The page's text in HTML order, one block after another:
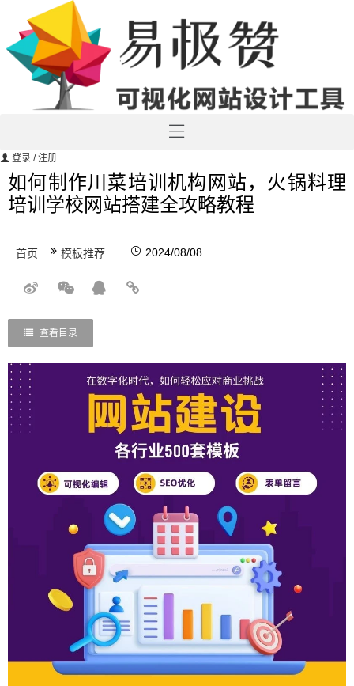
登录 / 注册
如何制作川菜培训机构网站，火锅料理
培训学校网站搭建全攻略教程
首页 模板推荐 2024/08/08
查看目录